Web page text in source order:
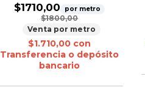
$1710,00 por metro
$1800,00
Venta por metro
$1.710,00 con
Transferencia o depósito
bancario